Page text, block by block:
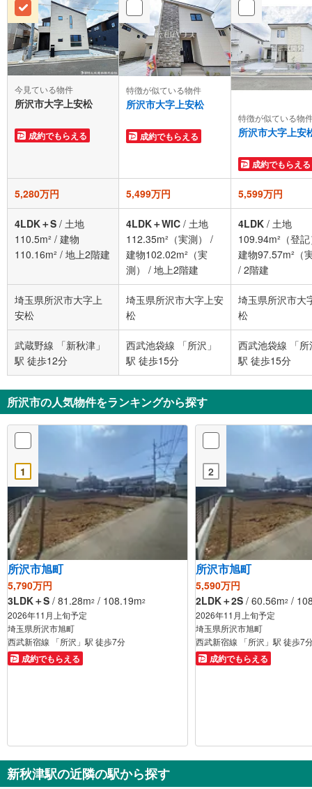
今見ている物件
所沢市大字上安松
成約でもらえる
特徴が似ている物件
所沢市大字上安松
成約でもらえる
特徴が似ている物
所沢市大字上安
成約でもらえる
5,280万円 5,499万円 5,599万円
4LDK＋S / 土地
110.5m² / 建物
110.16m² / 地上2階建
4LDK＋WIC / 土地
112.35m²（実測）
/
建物102.02m²（実
測）
/ 地上2階建
4LDK / 土地
109.94m²（登
建物97.57m²（
/ 2階建
埼玉県所沢市大字上
安松
埼玉県所沢市大字上安
松
埼玉県所沢市大
松
武蔵野線 「新秋津」
駅 徒歩12分
西武池袋線 「所沢」
駅 徒歩15分
西武池袋線 「所
駅 徒歩15分
所沢市の人気物件をランキングから探す
1
所沢市旭町
5,790万円
3LDK＋S / 81.28m2 / 108.19m2
2026年11月上旬予定
埼玉県所沢市旭町
西武新宿線 「所沢」駅 徒歩7分
成約でもらえる
2
所沢市旭町
5,590万円
2LDK＋2S / 60.56m2 /
2026年11月上旬予定
埼玉県所沢市旭町
西武新宿線 「所沢」駅 徒歩7
成約でもらえる
新秋津駅の近隣の駅から探す